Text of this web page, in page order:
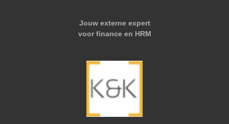
Jouw externe expert
voor finance en HRM